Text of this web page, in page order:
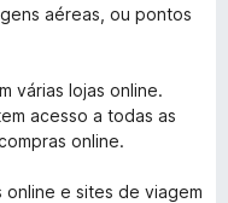
aéreas, ou pontos
várias lojas online.
acesso a todas as
online.
online e sites de viagem